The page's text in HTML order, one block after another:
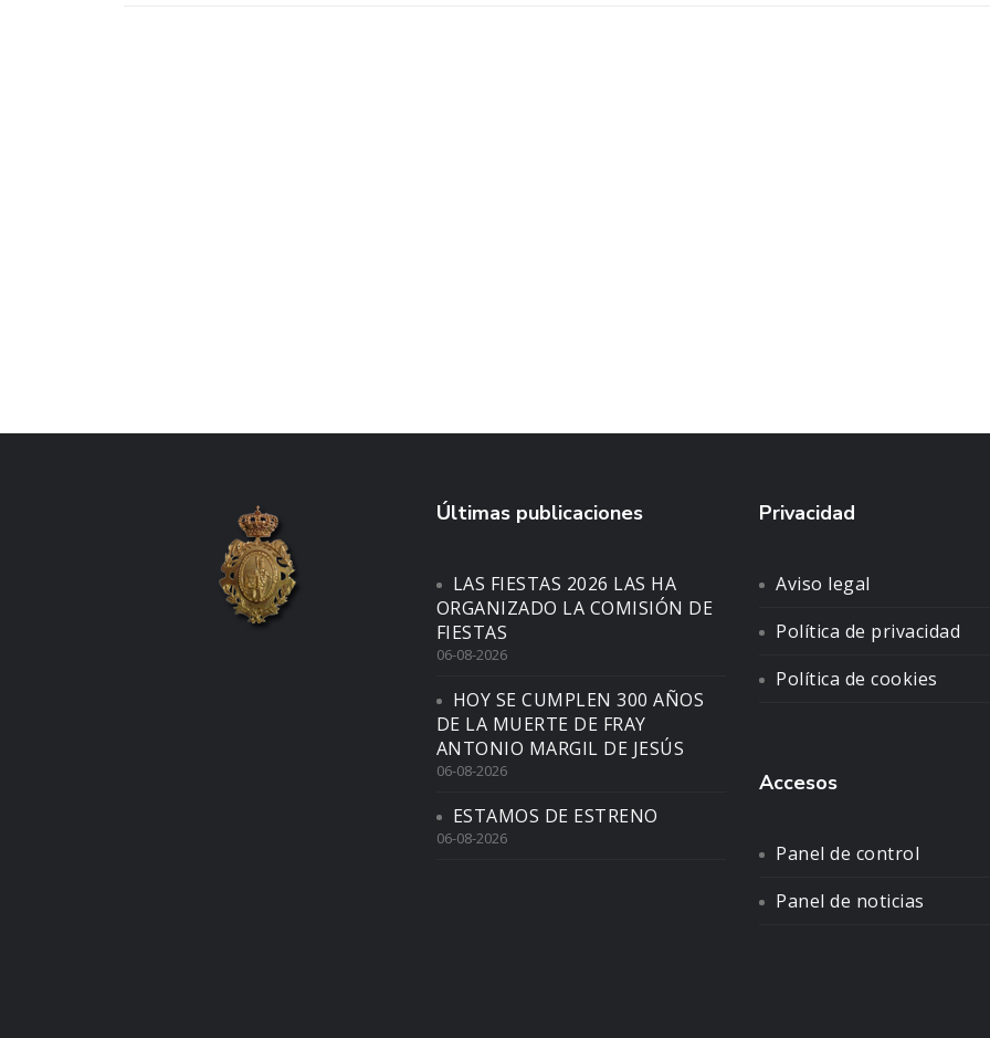
Últimas publicaciones
LAS FIESTAS 2026 LAS HA
ORGANIZADO LA COMISIÓN DE
FIESTAS
06-08-2026
HOY SE CUMPLEN 300 AÑOS
DE LA MUERTE DE FRAY
ANTONIO MARGIL DE JESÚS
06-08-2026
ESTAMOS DE ESTRENO
06-08-2026
Privacidad
Aviso legal
Política de privacidad
Política de cookies
Accesos
Panel de control
Panel de noticias